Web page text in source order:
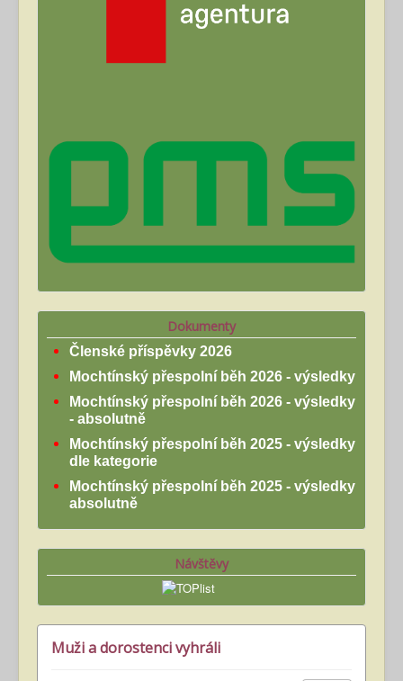
Dokumenty
Členské příspěvky 2026
Mochtínský přespolní běh 2026 - výsledky
Mochtínský přespolní běh 2026 - výsledky
- absolutně
Mochtínský přespolní běh 2025 - výsledky
dle kategorie
Mochtínský přespolní běh 2025 - výsledky
absolutně
Návštěvy
Muži a dorostenci vyhráli